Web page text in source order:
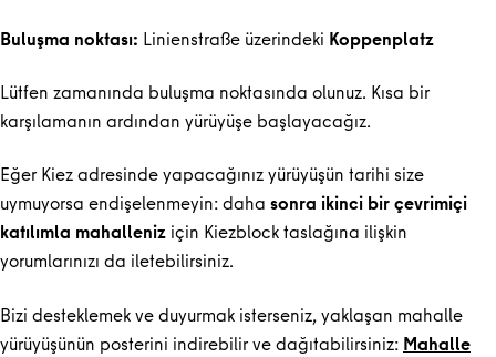
Buluşma noktası: Linienstraße üzerindeki Koppenplatz
Lütfen zamanında buluşma noktasında olunuz. Kısa bir
karşılamanın ardından yürüyüşe başlayacağız.
Eğer Kiez adresinde yapacağınız yürüyüşün tarihi size
uymuyorsa endişelenmeyin: daha sonra ikinci bir çevrimiçi
katılımla mahalleniz için Kiezblock taslağına ilişkin
yorumlarınızı da iletebilirsiniz.
Bizi desteklemek ve duyurmak isterseniz, yaklaşan mahalle
yürüyüşünün posterini indirebilir ve dağıtabilirsiniz: Mahalle